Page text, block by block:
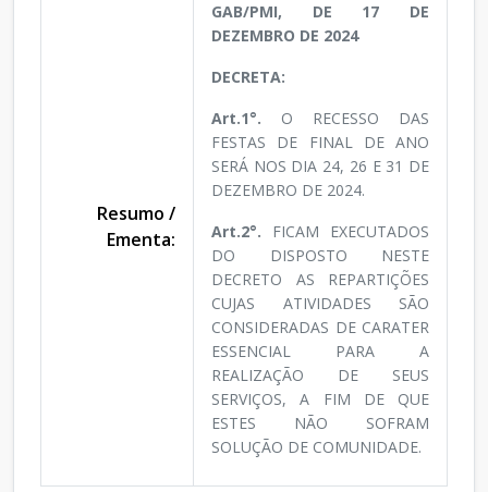
Resumo /
Ementa:
GAB/PMI, DE 17 DE
DEZEMBRO DE 2024
DECRETA:
Art.1°. O RECESSO DAS
FESTAS DE FINAL DE ANO
SERÁ NOS DIA 24, 26 E 31 DE
DEZEMBRO DE 2024.
Art.2°. FICAM EXECUTADOS
DO DISPOSTO NESTE
DECRETO AS REPARTIÇÕES
CUJAS ATIVIDADES SÃO
CONSIDERADAS DE CARATER
ESSENCIAL PARA A
REALIZAÇÃO DE SEUS
SERVIÇOS, A FIM DE QUE
ESTES NÃO SOFRAM
SOLUÇÃO DE COMUNIDADE.